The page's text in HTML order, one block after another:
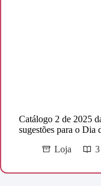
Catálogo 2 de 2025
sugestões para o Dia
Loja